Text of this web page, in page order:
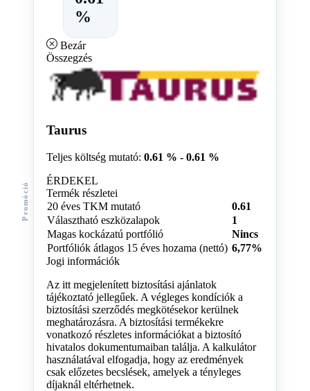
Promóció
%
Bezár
Összegzés
Taurus
Teljes költség mutató: 0.61 % - 0.61 %
ÉRDEKEL
Termék részletei
20 éves TKM mutató
0.61
Választható eszközalapok
1
Magas kockázatú portfólió
Nincs
Portfóliók átlagos 15 éves hozama (nettó) 6,77%
Jogi információk
Az itt megjelenített biztosítási ajánlatok
tájékoztató jellegűek. A végleges kondíciók a
biztosítási szerződés megkötésekor kerülnek
meghatározásra. A biztosítási termékekre
vonatkozó részletes információkat a biztosító
hivatalos dokumentumaiban találja. A kalkulátor
használatával elfogadja, hogy az eredmények
csak előzetes becslések, amelyek a tényleges
díjaknál eltérhetnek.